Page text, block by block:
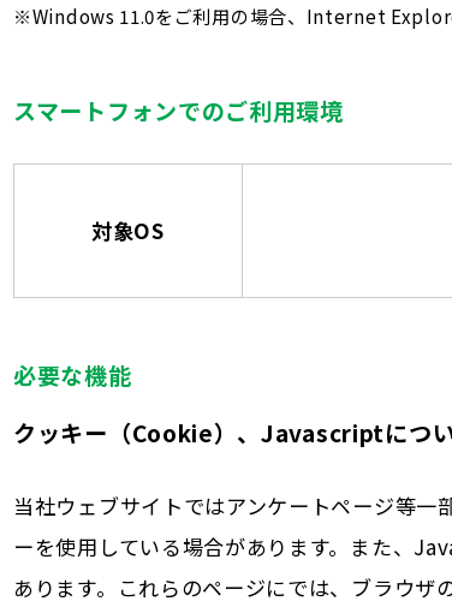
※Windows 11.0をご利用の場合、Internet
スマートフォンでのご利用環境
対象OS
必要な機能
クッキー（Cookie）、Javascriptにつ
当社ウェブサイトではアンケートページ等
ーを使用している場合があります。また、
あります。これらのページにでは、ブラウ